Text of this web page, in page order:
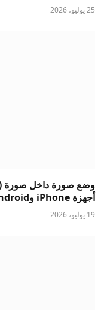
25 يوليو، 2026
أجهزة iPhone وAndroid
19 يوليو، 2026